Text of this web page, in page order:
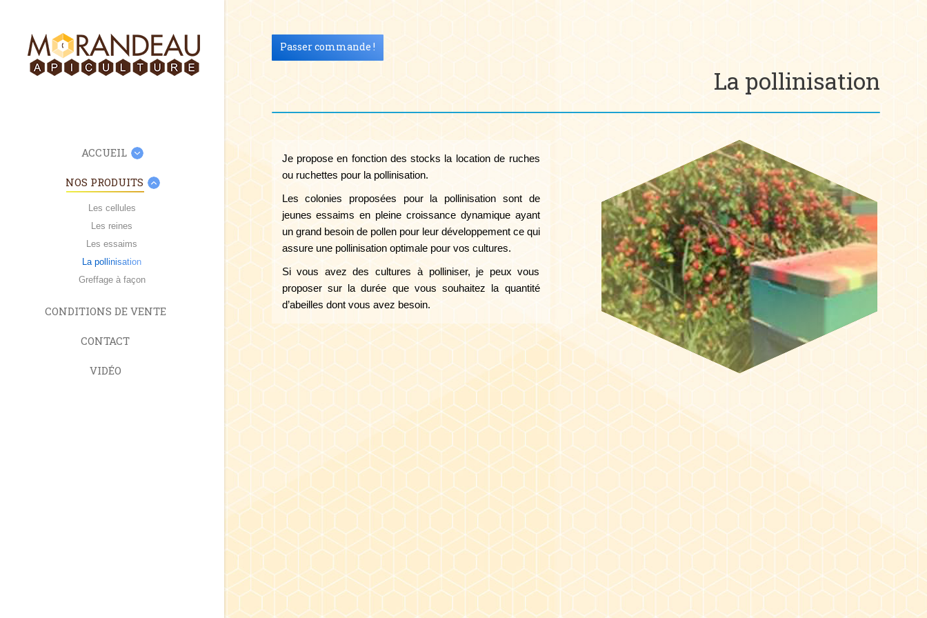
ACCUEIL
NOS PRODUITS
Les cellules
Les reines
Les essaims
La pollinisation
Greffage à façon
CONDITIONS DE VENTE
CONTACT
VIDÉO
Passer commande !
La pollinisation
Je propose en fonction des stocks la location de ruches
ou ruchettes pour la pollinisation.
Les colonies proposées pour la pollinisation sont de
jeunes essaims en pleine croissance dynamique ayant
un grand besoin de pollen pour leur développement ce qui
assure une pollinisation optimale pour vos cultures.
Si vous avez des cultures à polliniser, je peux vous
proposer sur la durée que vous souhaitez la quantité
d’abeilles dont vous avez besoin.